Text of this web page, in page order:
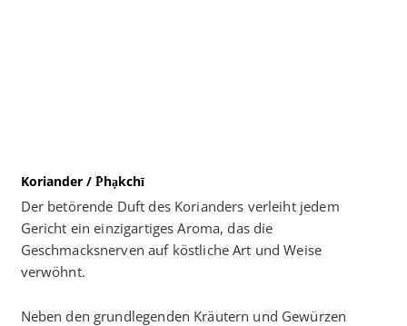
Koriander / P̄hạkchī
Der betörende Duft des Korianders verleiht jedem
Gericht ein einzigartiges Aroma, das die
Geschmacksnerven auf köstliche Art und Weise
verwöhnt.
Neben den grundlegenden Kräutern und Gewürzen